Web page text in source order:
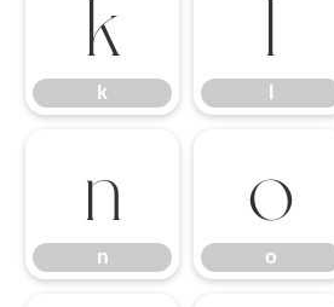
k
k
l
n
n
o
o